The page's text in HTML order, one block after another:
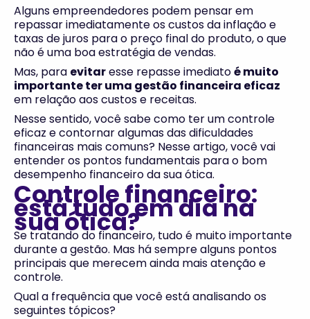
Alguns empreendedores podem pensar em
repassar imediatamente os custos da inflação e
taxas de juros para o preço final do produto, o que
não é uma boa estratégia de vendas.
Mas, para evitaresse repasse imediatoé muito
importante ter uma gestão financeira eficaz
em relação aos custos e receitas.
Nesse sentido, você sabe como ter um controle
eficaz e contornar algumas das dificuldades
financeiras mais comuns? Nesse artigo, você vai
entender os pontos fundamentais para o bom
desempenho financeiro da sua ótica.
Controle financeiro:
está tudo em dia na
sua ótica?
Se tratando do financeiro, tudo é muito importante
durante a gestão. Mas há sempre alguns pontos
principais que merecem ainda mais atenção e
controle.
Qual a frequência que você está analisando os
seguintes tópicos?